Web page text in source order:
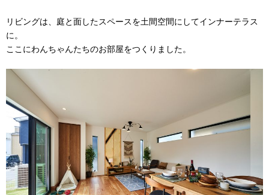
リビングは、庭と面したスペースを土間空間にしてインナーテラス
に。
ここにわんちゃんたちのお部屋をつくりました。